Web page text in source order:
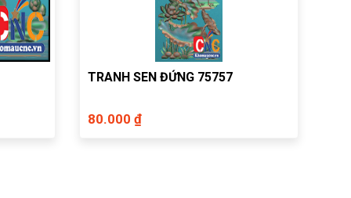
TRANH SEN ĐỨNG 75757
80.000 ₫